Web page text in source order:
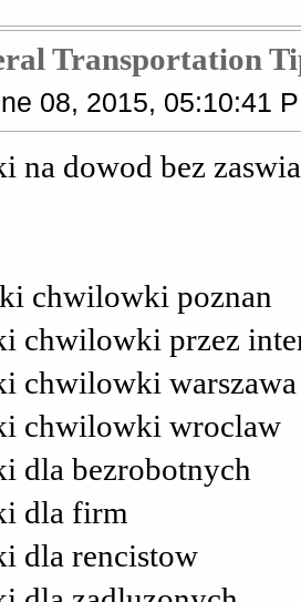
Transportation
08, 2015, 05:10:41
na dowod bez
chwilowki poznan
chwilowki przez
chwilowki warszawa
chwilowki wroclaw
dla bezrobotnych
dla firm
dla rencistow